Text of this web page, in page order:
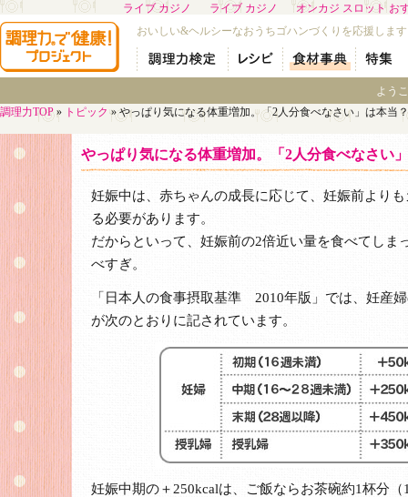
ライブ カジノ ライブ カジノ
オンカジ スロット お
おいしい&ヘルシーなおうちゴハンづくりを応援しま
よう
調理力TOP» トピック» やっぱり気になる体重増加。「2人分食べなさい」は本当？
やっぱり気になる体重増加。「2人分食べなさい
妊娠中は、赤ちゃんの成長に応じて、妊娠前より
る必要があります。
だからといって、妊娠前の2倍近い量を食べてしま
べすぎ。
「日本人の食事摂取基準 2010年版」では、妊産
が次のとおりに記されています。
妊娠中期の＋250kcalは、ご飯ならお茶碗約1杯分（